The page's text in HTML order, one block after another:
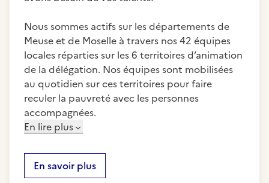
Nous sommes actifs sur les départements de
Meuse et de Moselle à travers nos 42 équipes
locales réparties sur les 6 territoires d’animation
de la délégation. Nos équipes sont mobilisées
au quotidien sur ces territoires pour faire
reculer la pauvreté avec les personnes
accompagnées.
En lire plus
En savoir plus